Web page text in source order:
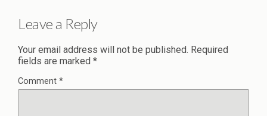
Leave a Reply
Your email address will not be published. Required
fields are marked *
Comment *